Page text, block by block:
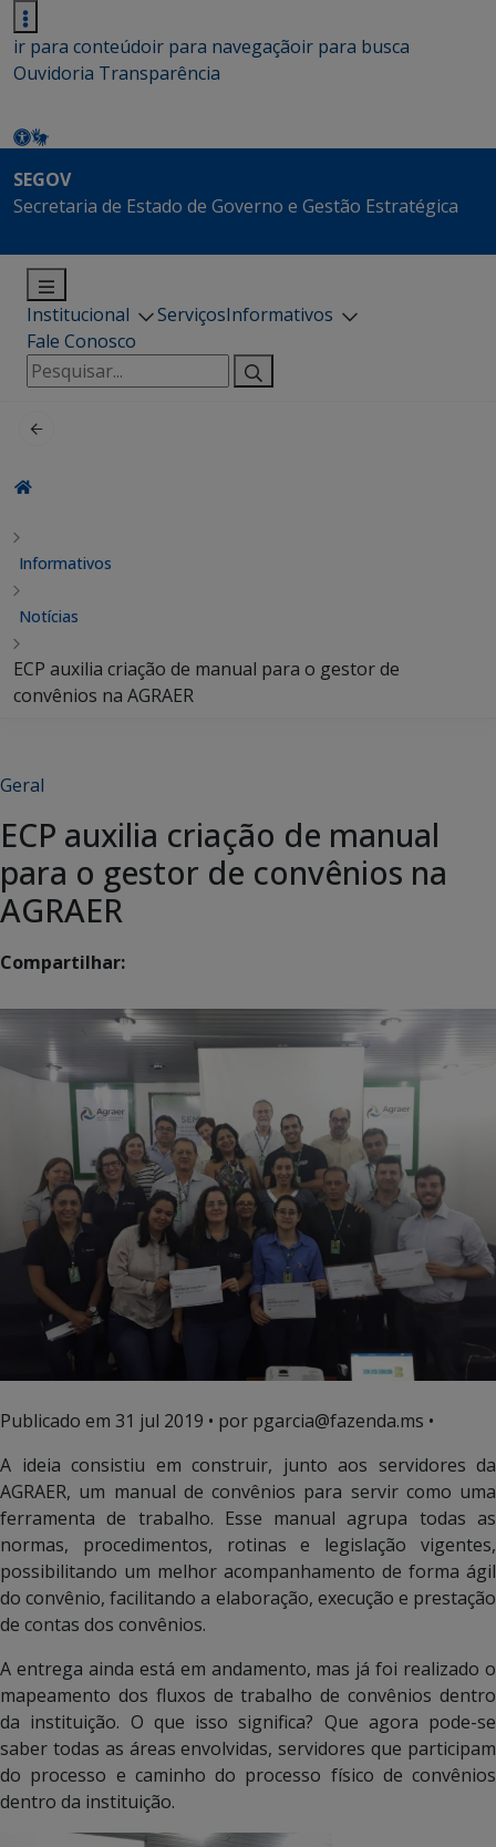
ir para conteúdoir para navegaçãoir para busca
Ouvidoria Transparência
SEGOV
Secretaria de Estado de Governo e Gestão Estratégica
Institucional ServiçosInformativos
Fale Conosco
Pesquisar
por:
Informativos
Notícias
ECP auxilia criação de manual para o gestor de
convênios na AGRAER
Geral
ECP auxilia criação de manual
para o gestor de convênios na
AGRAER
Compartilhar:
Publicado em 31 jul 2019 • por pgarcia@fazenda.ms •
A ideia consistiu em construir, junto aos servidores da
AGRAER, um manual de convênios para servir como uma
ferramenta de trabalho. Esse manual agrupa todas as
normas, procedimentos, rotinas e legislação vigentes,
possibilitando um melhor acompanhamento de forma ágil
do convênio, facilitando a elaboração, execução e prestação
de contas dos convênios.
A entrega ainda está em andamento, mas já foi realizado o
mapeamento dos fluxos de trabalho de convênios dentro
da instituição. O que isso significa? Que agora pode-se
saber todas as áreas envolvidas, servidores que participam
do processo e caminho do processo físico de convênios
dentro da instituição.